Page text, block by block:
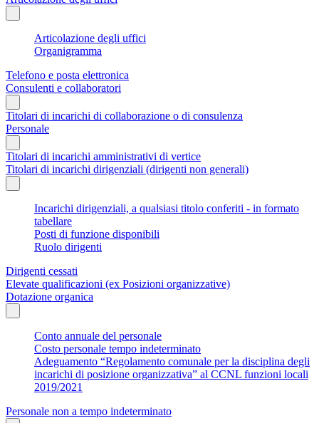
Articolazione degli uffici
Organigramma
Telefono e posta elettronica
Consulenti e collaboratori
Titolari di incarichi di collaborazione o di consulenza
Personale
Titolari di incarichi amministrativi di vertice
Titolari di incarichi dirigenziali (dirigenti non generali)
Incarichi dirigenziali, a qualsiasi titolo conferiti - in formato
tabellare
Posti di funzione disponibili
Ruolo dirigenti
Dirigenti cessati
Elevate qualificazioni (ex Posizioni organizzative)
Dotazione organica
Conto annuale del personale
Costo personale tempo indeterminato
Adeguamento “Regolamento comunale per la disciplina degli
incarichi di posizione organizzativa” al CCNL funzioni locali
2019/2021
Personale non a tempo indeterminato